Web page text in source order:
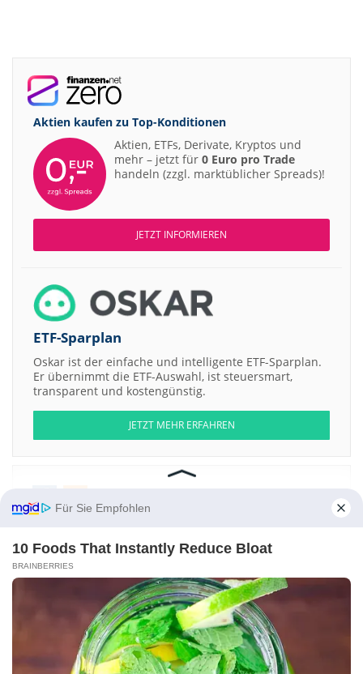
Aktien kaufen zu Top-Konditionen
Aktien, ETFs, Derivate, Kryptos und
mehr – jetzt für 0 Euro pro Trade
handeln (zzgl. marktüblicher Spreads)!
JETZT INFORMIEREN
ETF-Sparplan
Oskar ist der einfache und intelligente ETF-Sparplan.
Er übernimmt die ETF-Auswahl, ist steuersmart,
transparent und kostengünstig.
JETZT MEHR ERFAHREN
Centram Exploration LtdShs KP Renewables PLCShs Greta HWA
Comverge
Kontakt-Impressum-Werbung-Barrierefreiheit
Datenschutz-Disclaimer-AGB-Privatsphäre-Einstellungen
Für Sie Empfohlen
10 Foods That Instantly Reduce Bloat
BRAINBERRIES